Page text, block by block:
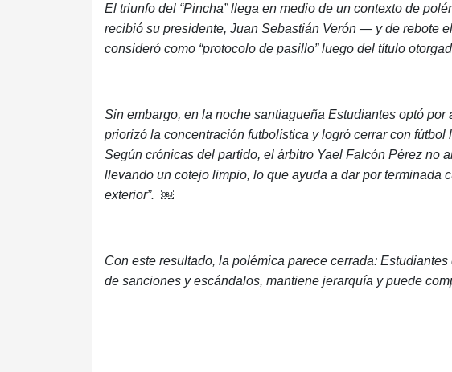
El triunfo del “Pincha” llega en medio de un contexto de
recibió su presidente, Juan Sebastián Verón — y de rebote
consideró como “protocolo de pasillo” luego del título
Sin embargo, en la noche santiagueña Estudiantes optó
priorizó la concentración futbolística y logró cerrar con
Según crónicas del partido, el árbitro Yael Falcón Pérez no
llevando un cotejo limpio, lo que ayuda a dar por terminada
exterior”. ￼
Con este resultado, la polémica parece cerrada:
de sanciones y escándalos, mantiene jerarquía y puede